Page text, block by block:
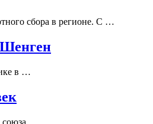
сбора в регионе. С …
Шенген
в …
союза …